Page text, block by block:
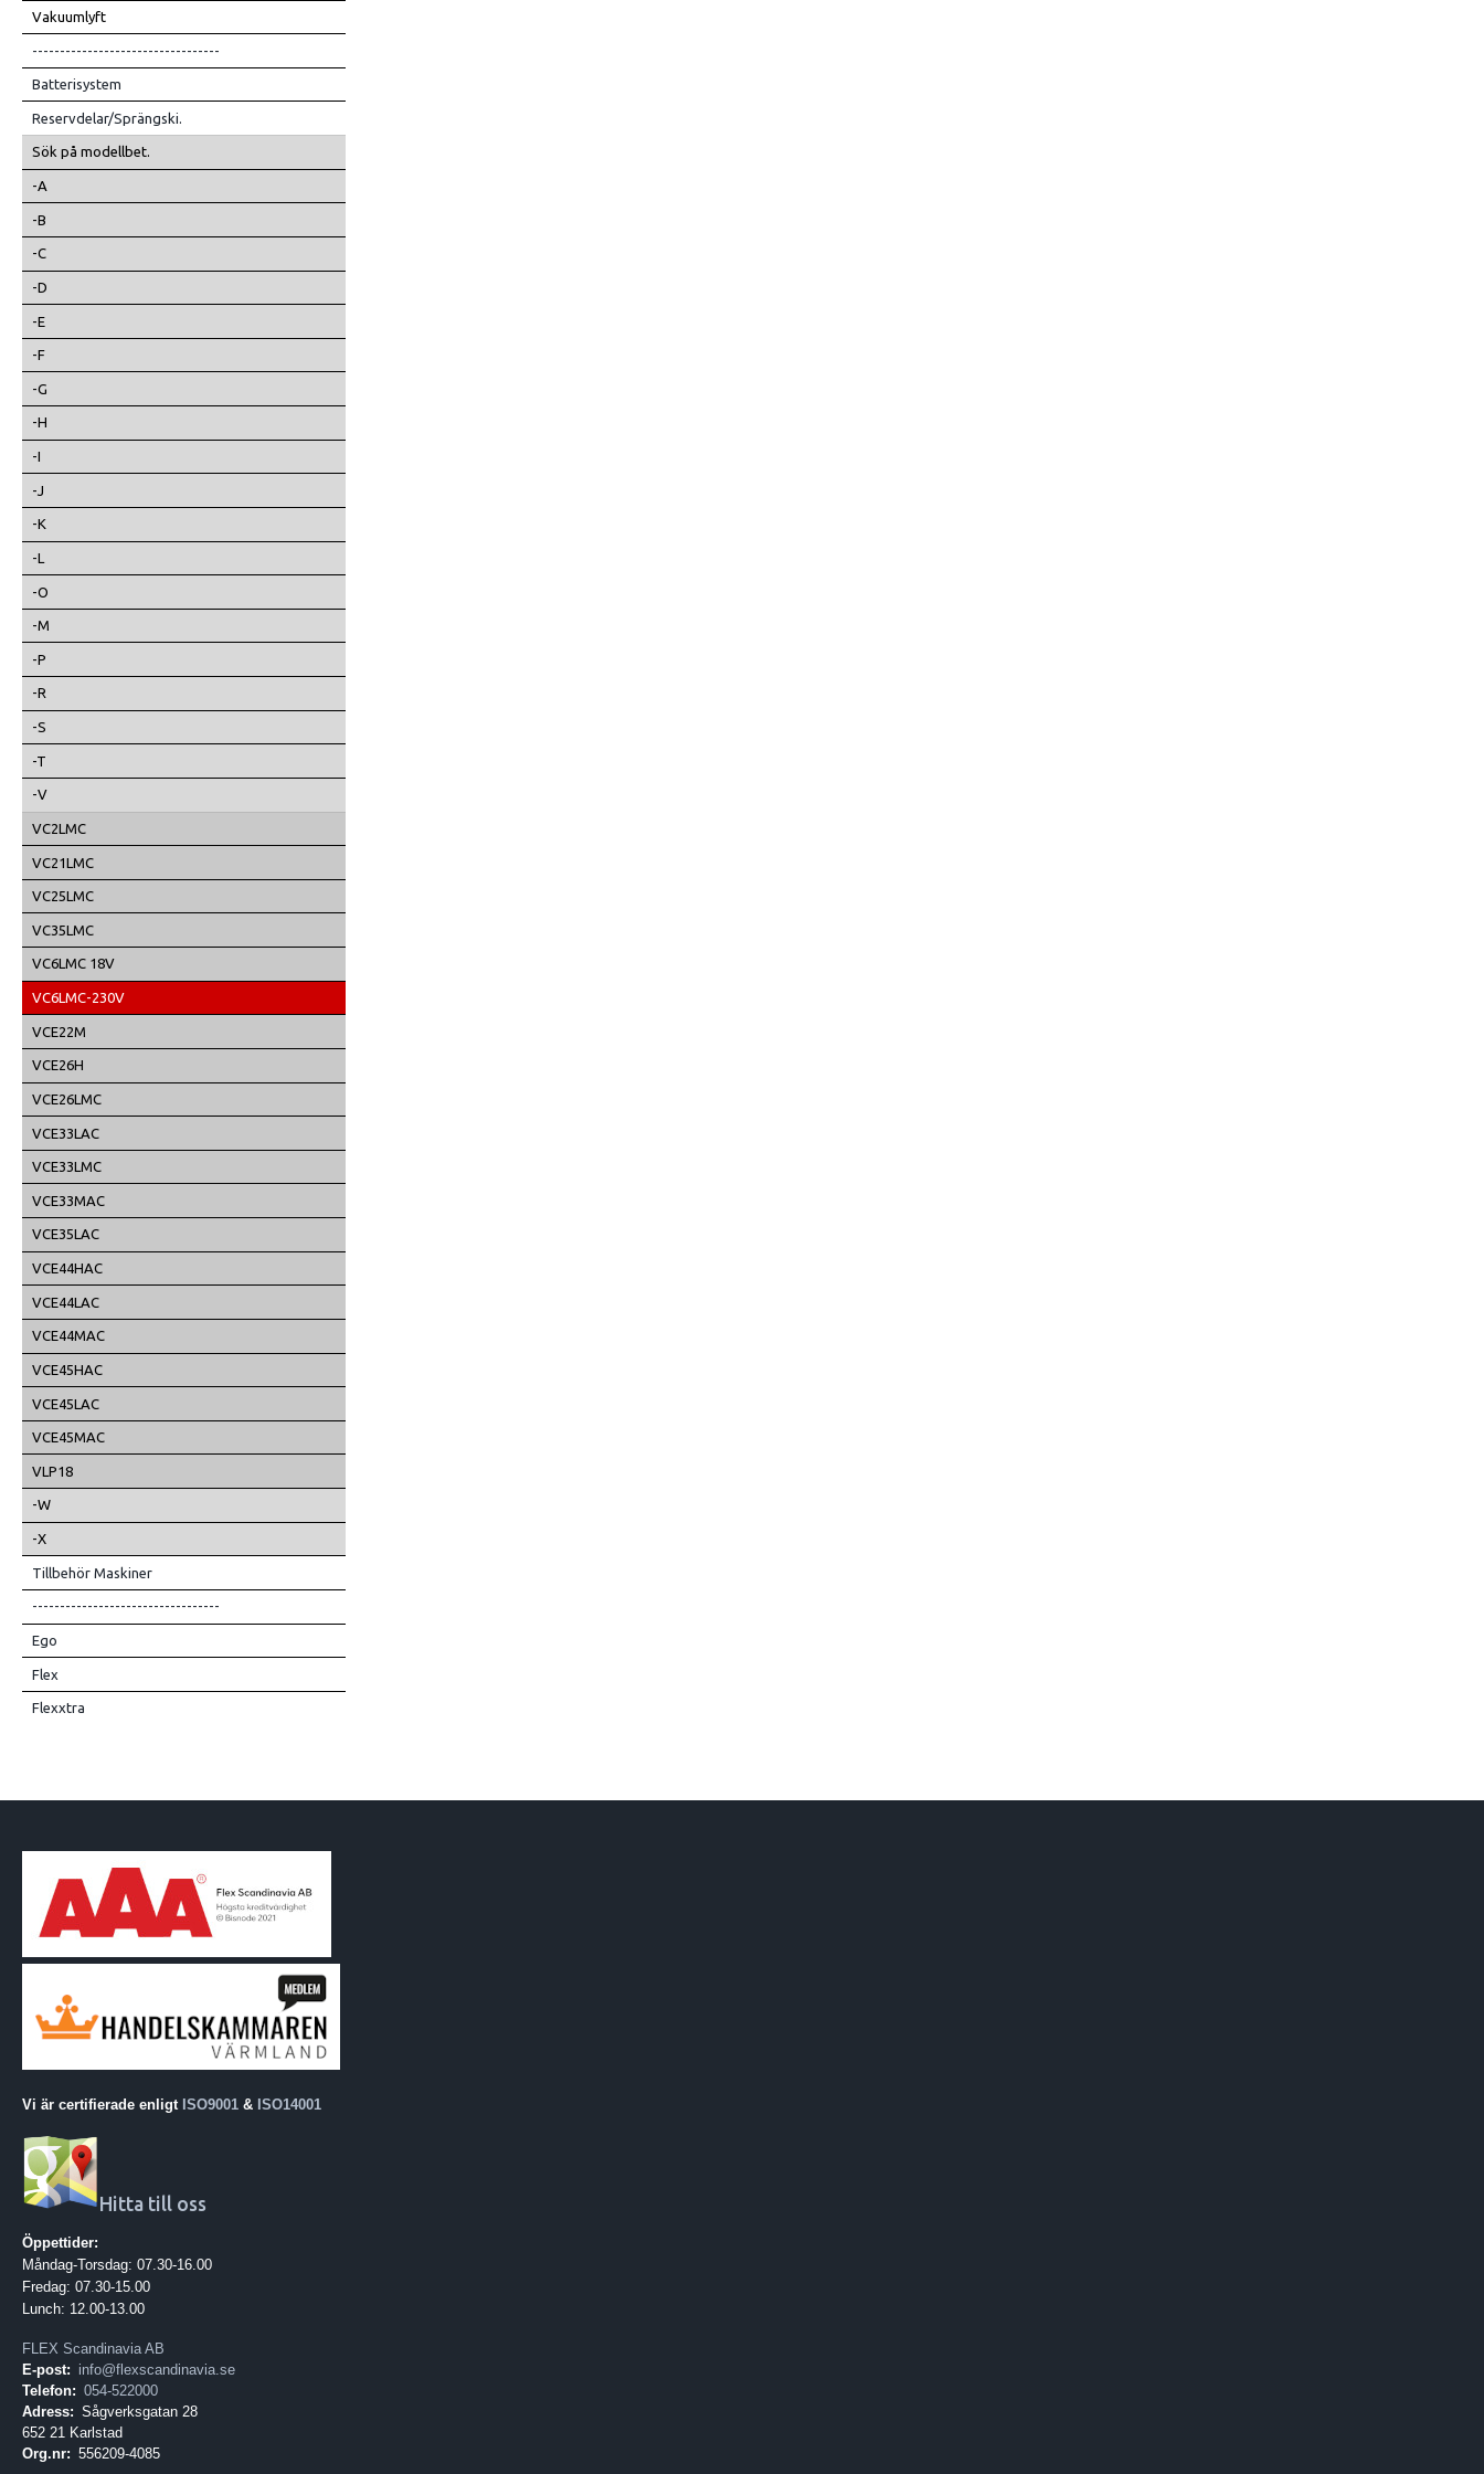
Vakuumlyft
----------------------------------
Batterisystem
Reservdelar/Sprängski.
Sök på modellbet.
-A
-B
-C
-D
-E
-F
-G
-H
-I
-J
-K
-L
-O
-M
-P
-R
-S
-T
-V
VC2LMC
VC21LMC
VC25LMC
VC35LMC
VC6LMC 18V
VC6LMC-230V
VCE22M
VCE26H
VCE26LMC
VCE33LAC
VCE33LMC
VCE33MAC
VCE35LAC
VCE44HAC
VCE44LAC
VCE44MAC
VCE45HAC
VCE45LAC
VCE45MAC
VLP18
-W
-X
Tillbehör Maskiner
----------------------------------
Ego
Flex
Flexxtra
Vi är certifierade enligt ISO9001 & ISO14001
Hitta till oss
Öppettider:
Måndag-Torsdag: 07.30-16.00
Fredag: 07.30-15.00
Lunch: 12.00-13.00
FLEX Scandinavia AB
E-post: info@flexscandinavia.se
Telefon: 054-522000
Adress: Sågverksgatan 28
652 21 Karlstad
Org.nr: 556209-4085